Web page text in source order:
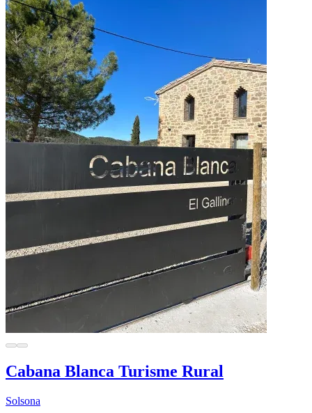
Cabana Blanca Turisme Rural
Solsona